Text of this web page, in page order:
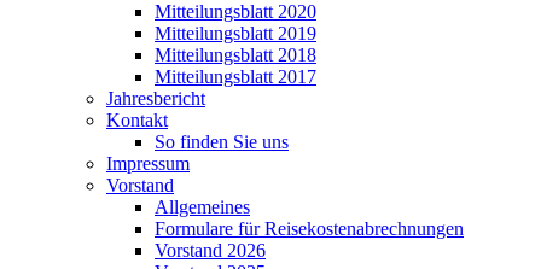
Mitteilungsblatt 2020
Mitteilungsblatt 2019
Mitteilungsblatt 2018
Mitteilungsblatt 2017
Jahresbericht
Kontakt
So finden Sie uns
Impressum
Vorstand
Allgemeines
Formulare für Reisekostenabrechnungen
Vorstand 2026